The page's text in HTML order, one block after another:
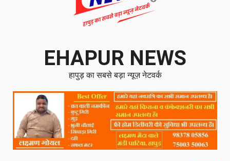
EHAPUR NEWS
हापुड़ का सबसे बड़ा न्यूज़ नेटवर्क